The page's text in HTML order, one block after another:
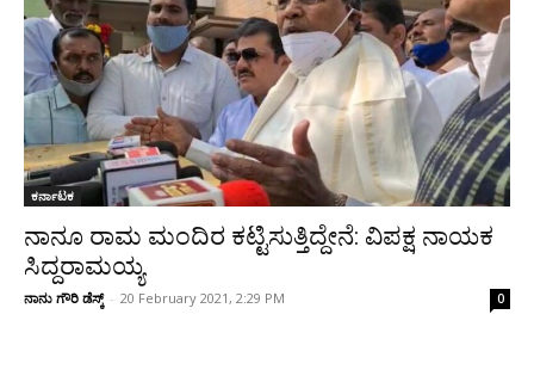
ಕರ್ನಾಟಕ
ನಾನೂ ರಾಮ ಮಂದಿರ ಕಟ್ಟಿಸುತ್ತಿದ್ದೇನೆ: ವಿಪಕ್ಷ ನಾಯಕ
ಸಿದ್ದರಾಮಯ್ಯ
ನಾನು ಗೌರಿ ಡೆಸ್ಕ್ - 20 February 2021, 2:29 PM 0